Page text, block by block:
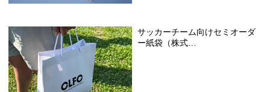
サッカーチーム向けセミオーダ
ー紙袋（株式…